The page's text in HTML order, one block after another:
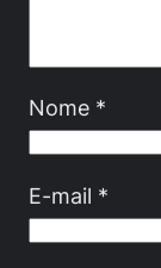
Nome *
E-mail *